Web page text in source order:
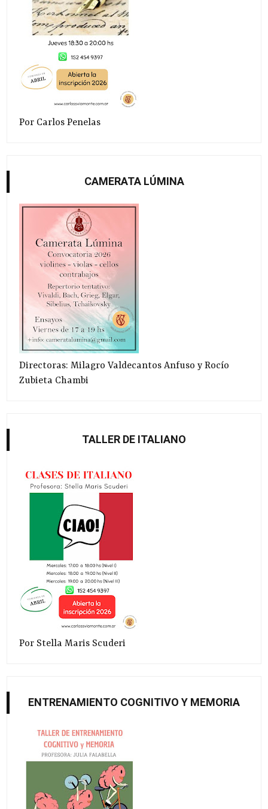
Por Carlos Penelas
CAMERATA LÚMINA
Directoras: Milagro Valdecantos Anfuso y Rocío
Zubieta Chambi
TALLER DE ITALIANO
Por Stella Maris Scuderi
ENTRENAMIENTO COGNITIVO Y MEMORIA